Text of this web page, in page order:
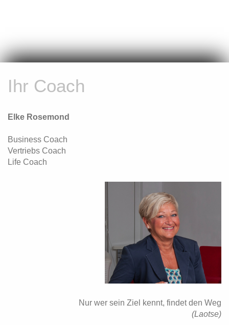
Ihr Coach
Elke Rosemond
Business Coach
Vertriebs Coach
Life Coach
Nur wer sein Ziel kennt, findet den Weg
(Laotse)